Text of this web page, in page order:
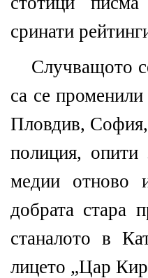
сринати
Случващото
са се
Пловдив,
полиция, опити
медии отново
добрата стара
станалото в
лицето „Цар